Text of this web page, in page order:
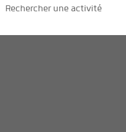
Rechercher une activité